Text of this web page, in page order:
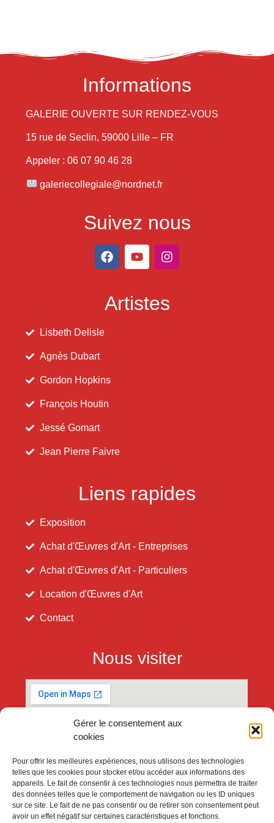
Gérer le consentement aux
cookies
Pour offrir les meilleures expériences, nous utilisons des technologies
telles que les cookies pour stocker et/ou accéder aux informations des
appareils. Le fait de consentir à ces technologies nous permettra de traiter
des données telles que le comportement de navigation ou les ID uniques
sur ce site. Le fait de ne pas consentir ou de retirer son consentement peut
avoir un effet négatif sur certaines caractéristiques et fonctions.
Informations
GALERIE OUVERTE SUR RENDEZ-VOUS
15 rue de Seclin, 59000 Lille – FR
Appeler : 06 07 90 46 28
galeriecollegiale@nordnet.fr
Suivez nous
Artistes
Lisbeth Delisle
Agnès Dubart
Gordon Hopkins
François Houtin
Jessé Gomart
Jean Pierre Faivre
Liens rapides
Exposition
Achat d'Œuvres d'Art - Entreprises
Achat d'Œuvres d'Art - Particuliers
Location d'Œuvres d'Art
Contact
Nous visiter